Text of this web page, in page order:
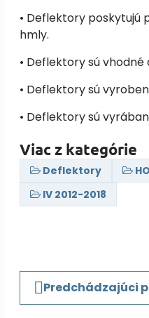
• Deflektory poskytujú
hmly.
• Deflektory sú
• Deflektory sú
• Deflektory sú
Viac z kategórie
Deflektory
IV 2012-2018
Predchádzajúci